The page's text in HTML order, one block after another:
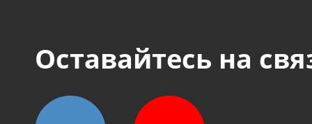
Оставайтесь на